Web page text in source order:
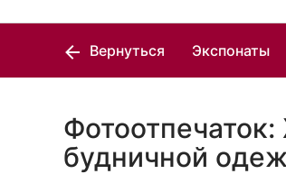
Вернуться Экспонаты
будничной